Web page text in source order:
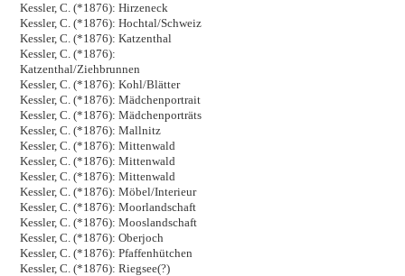
Kessler, C. (*1876): Hirzeneck
Kessler, C. (*1876): Hochtal/Schweiz
Kessler, C. (*1876): Katzenthal
Kessler, C. (*1876):
Katzenthal/Ziehbrunnen
Kessler, C. (*1876): Kohl/Blätter
Kessler, C. (*1876): Mädchenportrait
Kessler, C. (*1876): Mädchenporträts
Kessler, C. (*1876): Mallnitz
Kessler, C. (*1876): Mittenwald
Kessler, C. (*1876): Mittenwald
Kessler, C. (*1876): Mittenwald
Kessler, C. (*1876): Möbel/Interieur
Kessler, C. (*1876): Moorlandschaft
Kessler, C. (*1876): Mooslandschaft
Kessler, C. (*1876): Oberjoch
Kessler, C. (*1876): Pfaffenhütchen
Kessler, C. (*1876): Riegsee(?)